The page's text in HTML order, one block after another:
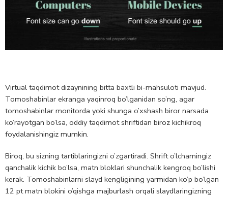
Virtual taqdimot dizaynining bitta baxtli bi-mahsuloti mavjud.
Tomoshabinlar ekranga yaqinroq bo’lganidan so’ng, agar
tomoshabinlar monitorda yoki shunga o’xshash biror narsada
ko’rayotgan bo’lsa, oddiy taqdimot shriftidan biroz kichikroq
foydalanishingiz mumkin.
Biroq, bu sizning tartiblaringizni o’zgartiradi. Shrift o’lchamingiz
qanchalik kichik bo’lsa, matn bloklari shunchalik kengroq bo’lishi
kerak. Tomoshabinlarni slayd kengligining yarmidan ko’p bo’lgan
12 pt matn blokini o’qishga majburlash orqali slaydlaringizning